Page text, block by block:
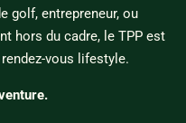
golf, entrepreneur, ou
hors du cadre, le TPP est
vous lifestyle.